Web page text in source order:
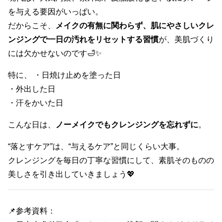
を与える要因がいっぱい。
だからこそ、
メイクの有無に関わらず、肌にやさしいクレ
ンジングで一日の汚れをリセットする習慣が、美肌づくり
には欠かせないのです🛁✨
特に、 ・日焼け止めを塗った日
・外出した日
・汗をかいた日
こんな日は、 ノーメイクでもクレンジングを忘れずに。
“落とすケア”は、“与えるケア”と同じくらい大事。
クレンジングを毎日の丁寧な習慣にして、素肌そのものの
美しさを引き出していきましょう💖
📌参考資料：